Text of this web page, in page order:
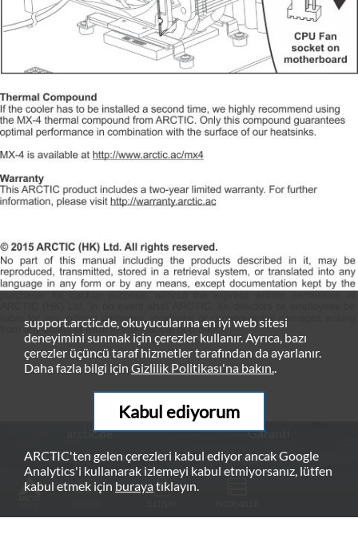
arctic.de
Garanti
Gizlilik Politikası
Yasal Uyarılar
© ARCTIC (HK) Ltd. - 2026
support.arctic.de, okuyucularına en iyi web sitesi
deneyimini sunmak için çerezler kullanır. Ayrıca, bazı
çerezler üçüncü taraf hizmetler tarafından da ayarlanır.
Daha fazla bilgi için Gizlilik Politikası'na bakın..
Kabul ediyorum
ARCTIC'ten gelen çerezleri kabul ediyor ancak Google
Analytics'i kullanarak izlemeyi kabul etmiyorsanız, lütfen
kabul etmek için burayatıklayın.